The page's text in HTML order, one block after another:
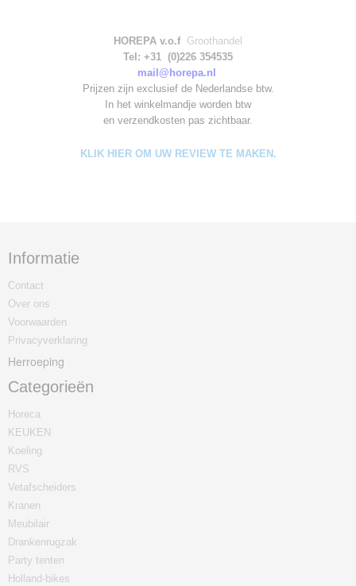
HOREPA v.o.f Groothandel
Tel: +31 (0)226 354535
mail@horepa.nl
Prijzen zijn exclusief de Nederlandse btw.
In het winkelmandje worden btw
en verzendkosten pas zichtbaar.
KLIK HIER OM UW REVIEW TE MAKEN.
Informatie
Contact
Over ons
Voorwaarden
Privacyverklaring
Herroeping
Categorieën
Horeca
KEUKEN
Koeling
RVS
Vetafscheiders
Kranen
Meubilair
Drankenrugzak
Party tenten
Holland-bikes